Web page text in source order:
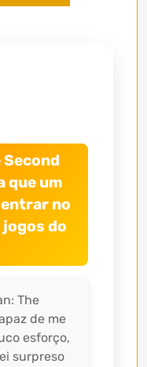
Second
que um
no
do
The
de me
esforço,
surpreso